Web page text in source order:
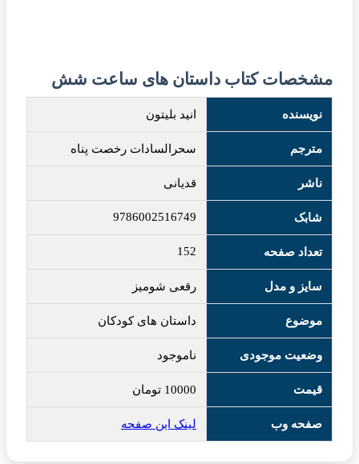
مشخصات کتاب داستان های ساعت شش
نویسنده انید بلیتون
مترجم سحرالسادات رخصت پناه
ناشر قدیانی
شابک 9786002516749
تعداد صفحه 152
سایز و مدل رقعی شومیز
موضوع داستان های کودکان
وضعیت موجودی ناموجود
قیمت 10000 تومان
صفحه وب لینک این صفحه